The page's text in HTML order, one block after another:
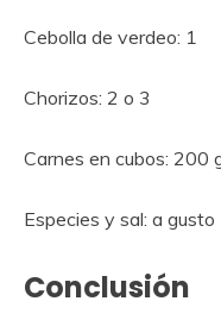
Cebolla de verdeo: 1
Chorizos: 2 o 3
Carnes en cubos: 200
Especies y sal: a gusto
Conclusión